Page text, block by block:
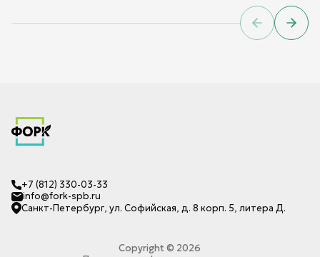
Previous
Next
+7 (812) 330-03-33
info@fork-spb.ru
Санкт-Петербург, ул. Софийская, д. 8 корп. 5, литера Д.
Copyright © 2026